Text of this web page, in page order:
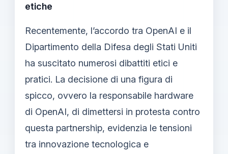
etiche
Recentemente, l’accordo tra OpenAI e il
Dipartimento della Difesa degli Stati Uniti
ha suscitato numerosi dibattiti etici e
pratici. La decisione di una figura di
spicco, ovvero la responsabile hardware
di OpenAI, di dimettersi in protesta contro
questa partnership, evidenzia le tensioni
tra innovazione tecnologica e